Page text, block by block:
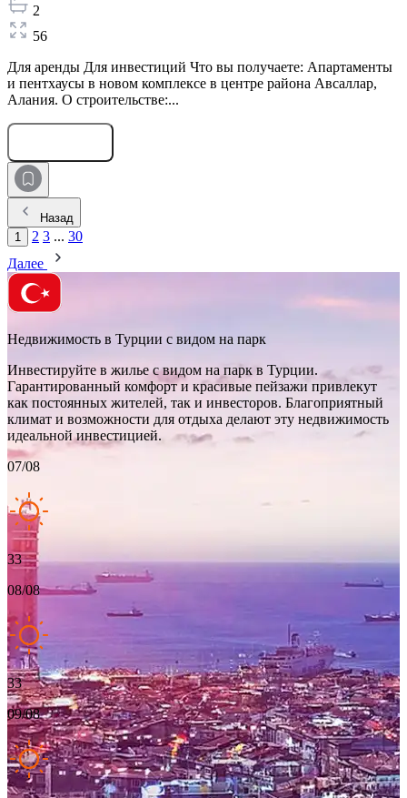
2
56
Для аренды Для инвестиций Что вы получаете: Апартаменты
и пентхаусы в новом комплексе в центре района Авсаллар,
Алания. О строительстве:...
Назад
1
2 3 ... 30
Далее
Недвижимость в Турции с видом на парк
Инвестируйте в жилье с видом на парк в Турции.
Гарантированный комфорт и красивые пейзажи привлекут
как постоянных жителей, так и инвесторов. Благоприятный
климат и возможности для отдыха делают эту недвижимость
идеальной инвестицией.
07/08
33
08/08
33
09/08